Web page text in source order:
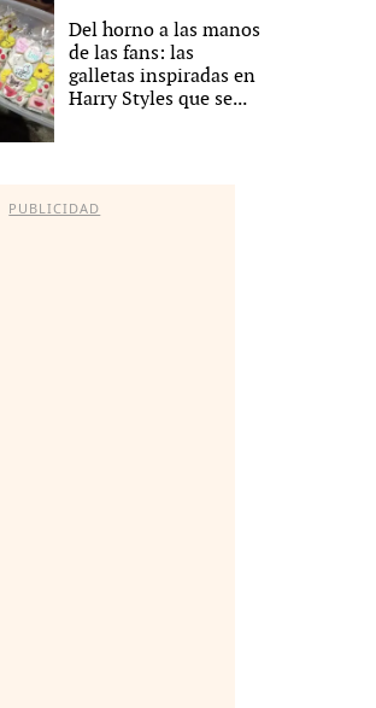
Del horno a las manos
de las fans: las
galletas inspiradas en
Harry Styles que se...
PUBLICIDAD